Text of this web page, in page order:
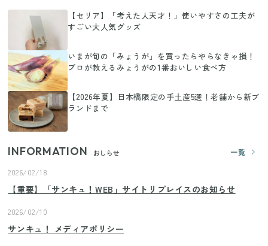
【セリア】「考えた人天才！」使いやすさの工夫が
すごい大人気グッズ
いまが旬の「みょうが」を買ったらやらなきゃ損！
プロが教えるみょうがの1番おいしい食べ方
【2026年夏】日本橋限定の手土産5選！老舗から新ブ
ランドまで
INFORMATION おしらせ
一覧
2026/02/18
【重要】「サンキュ！WEB」サイトリプレイスのお知らせ
2026/02/10
サンキュ！ メディアポリシー